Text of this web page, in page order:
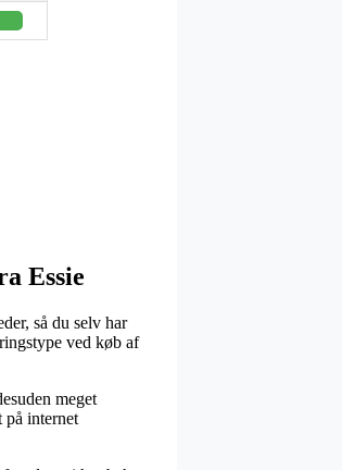
Essie
så du selv har
ved køb af
meget
internet